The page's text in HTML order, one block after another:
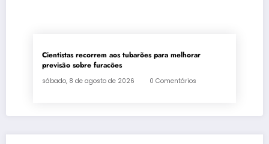
Cientistas recorrem aos tubarões para melhorar
previsão sobre furacões
sábado, 8 de agosto de 2026 0 Comentários